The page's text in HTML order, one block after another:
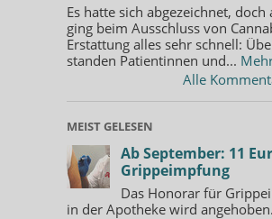
Es hatte sich abgezeichnet, doch
ging beim Ausschluss von
Erstattung alles sehr schnell:
standen Patientinnen und...
Alle
MEIST GELESEN
Ab September: 11
Grippeimpfung
Das Honorar für
in der Apotheke wird